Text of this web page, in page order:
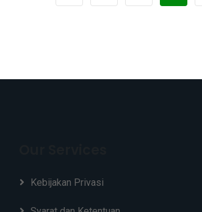
Kebijakan Privasi